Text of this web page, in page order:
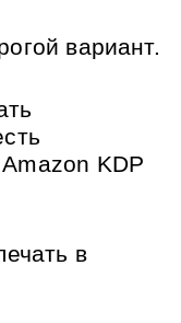
KDP
в